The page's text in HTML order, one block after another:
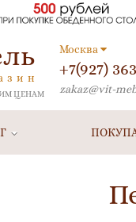
ЦЕНАМ
Москва
+7(927)
zakaz@vit-